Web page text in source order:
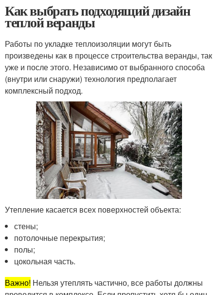
Как выбрать подходящий дизайн
теплой веранды
Работы по укладке теплоизоляции могут быть
произведены как в процессе строительства веранды, так
уже и после этого. Независимо от выбранного способа
(внутри или снаружи) технология предполагает
комплексный подход.
Утепление касается всех поверхностей объекта:
стены;
потолочные перекрытия;
полы;
цокольная часть.
Важно! Нельзя утеплять частично, все работы должны